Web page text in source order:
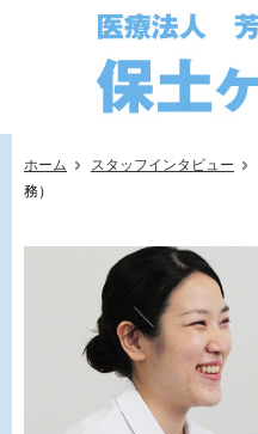
ホーム スタッフインタビュー
務）